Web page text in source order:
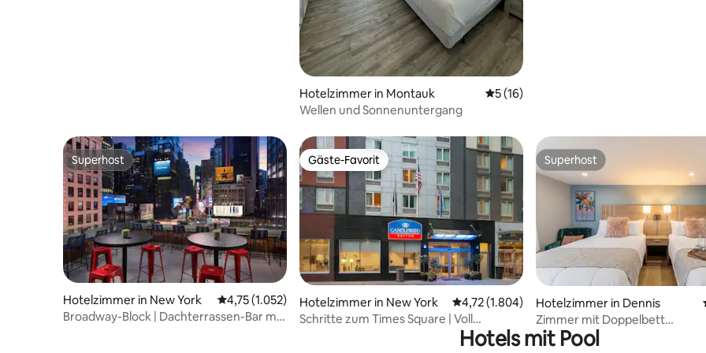
Hotelzimmer in Montauk Durchschnittliche Bewertung: 5 von 5,
5 (16)
Wellen und Sonnenuntergang
Superhost
Superhost
Hotelzimmer in New York Durchschnittliche Bewertung: 4,75 von 5, 1.052 Bewertungen
4,75 (1.052)
Broadway-Block | Dachterrassen-Bar mit
Gäste-Favorit
Gäste-Favorit
Hotelzimmer in New York Durchschnittliche Bewertung: 4,72 von 5,
4,72 (1.804)
Schritte zum Times Square | Voll
ausgestattete Küche. Haustierfreundlich
Superhost
Superhost
Hotelzimmer in Dennis
Zimmer mit Doppelbett
(familienfreundlich) Dennisport
Hotels mit Pool